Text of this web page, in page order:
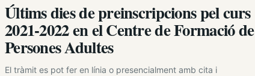
Últims dies de preinscripcions pel curs
2021-2022 en el Centre de Formació de
Persones Adultes
El tràmit es pot fer en línia o presencialment amb cita i